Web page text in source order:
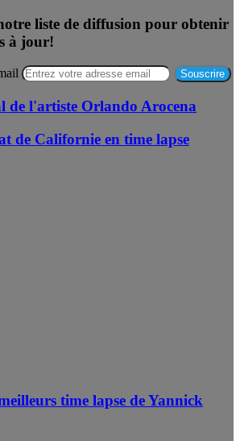
liste de diffusion pour obtenir
à jour!
de l'artiste Orlando Arocena
de Californie en time lapse
time lapse de Yannick